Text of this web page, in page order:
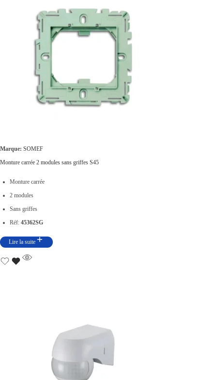
Marque: SOMEF
Monture carrée 2 modules sans griffes S45
Monture carrée
2 modules
Sans griffes
Réf: 45362SG
Lire la suite